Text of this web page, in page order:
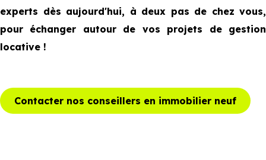
experts dès aujourd'hui, à deux pas de chez vous,
pour échanger autour de vos projets de gestion
locative !
Contacter nos conseillers en immobilier neuf